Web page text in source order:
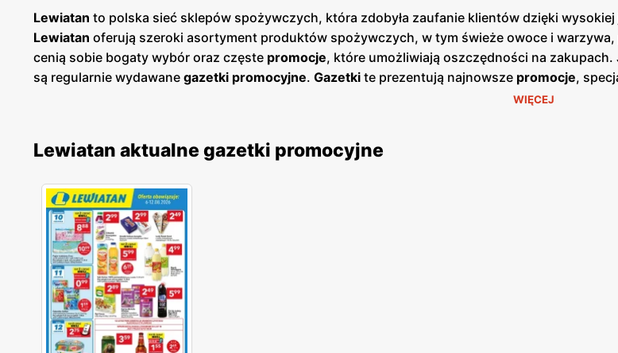
Lewiatan to polska sieć sklepów spożywczych, która zdobyła zaufanie klientów dzięki
Lewiatan oferują szeroki asortyment produktów spożywczych, w tym świeże owoce i
cenią sobie bogaty wybór oraz częste promocje, które umożliwiają oszczędności na
są regularnie wydawane gazetki promocyjne. Gazetki te prezentują najnowsze promocje,
planować swoje zakupy i korzystać z wyjątkowych okazji cenowych. Publikacje te są
od lokalnych dostawców. Dzięki temuLewiatanzdobył lojalność wielu zadowolonych klientów.
innowacyjność i ciągłe udoskonalanie swojej oferty, aby sprostać oczekiwaniom klientów
WIĘCEJ
Lewiatan aktualne gazetki promocyjne